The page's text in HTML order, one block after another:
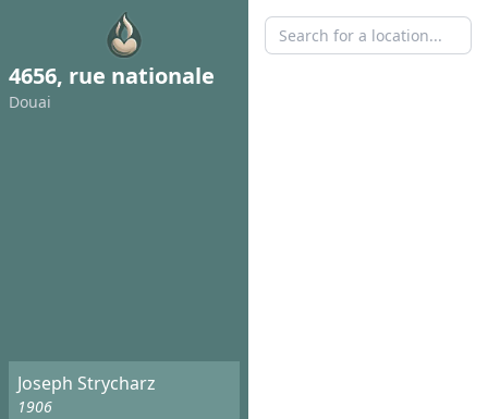
4656, rue nationale
Douai
Joseph Strycharz
1906